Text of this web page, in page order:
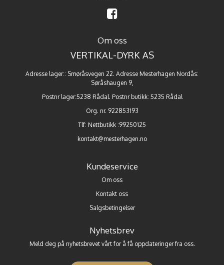
Om oss
VERTIKAL-DYRK AS
Adresse lager:: Smøråsvegen 22. Adresse Mesterhagen Nordås:
Søråshaugen 9,
Postnr lager:5238 Rådal. Postnr butikk: 5235 Rådal
Org. nr. 922853193
Tlf: Nettbutikk :99250125
kontakt@mesterhagen.no
Kundeservice
Om oss
Kontakt oss
Salgsbetingelser
Nyhetsbrev
Meld deg på nyhetsbrevet vårt for å få oppdateringer fra oss.